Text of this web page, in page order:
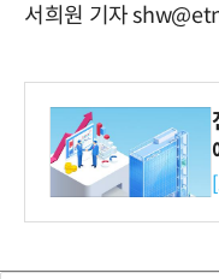
서희원 기자